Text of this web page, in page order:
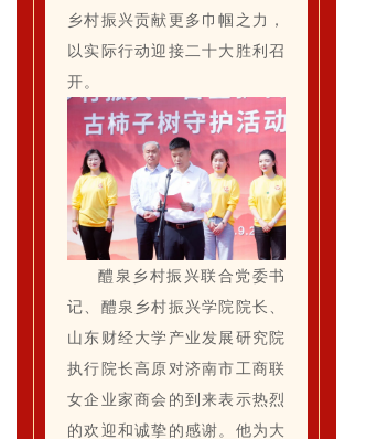
乡村振兴贡献更多巾帼之力，
以实际行动迎接二十大胜利召
开。
醴泉乡村振兴联合党委书
记、醴泉乡村振兴学院院长、
山东财经大学产业发展研究院
执行院长高原对济南市工商联
女企业家商会的到来表示热烈
的欢迎和诚挚的感谢。他为大